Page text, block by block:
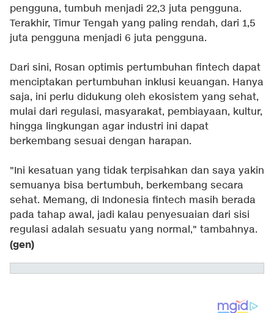
pengguna, tumbuh menjadi 22,3 juta pengguna.
Terakhir, Timur Tengah yang paling rendah, dari 1,5
juta pengguna menjadi 6 juta pengguna.
Dari sini, Rosan optimis pertumbuhan fintech dapat
menciptakan pertumbuhan inklusi keuangan. Hanya
saja, ini perlu didukung oleh ekosistem yang sehat,
mulai dari regulasi, masyarakat, pembiayaan, kultur,
hingga lingkungan agar industri ini dapat
berkembang sesuai dengan harapan.
"Ini kesatuan yang tidak terpisahkan dan saya yakin
semuanya bisa bertumbuh, berkembang secara
sehat. Memang, di Indonesia fintech masih berada
pada tahap awal, jadi kalau penyesuaian dari sisi
regulasi adalah sesuatu yang normal," tambahnya.
(gen)